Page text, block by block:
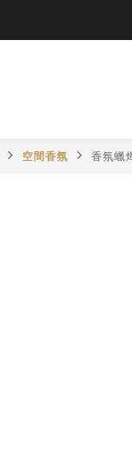
空間香氛 香氛蠟